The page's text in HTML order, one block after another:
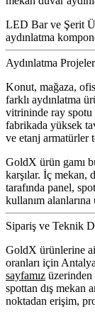
LED Bar ve Şerit
aydınlatma
Aydınlatma
Konut, mağaza,
farklı aydınlatma
vitrininde ray spotu
fabrikada yüksek
ve etanj armatürler
GoldX ürün gamı
karşılar. İç mekan,
tarafında panel,
kullanım
Sipariş ve Teknik
GoldX ürünlerine
oranları için
sayfamız
spottan dış mekan
noktadan erişim,